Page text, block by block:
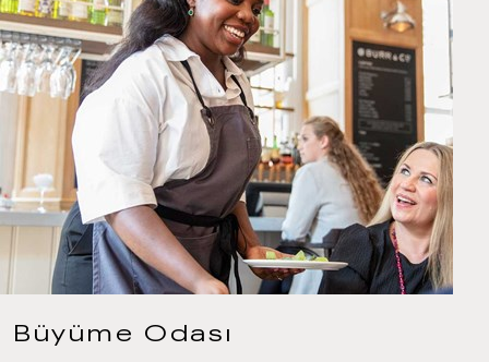
Büyüme Odası